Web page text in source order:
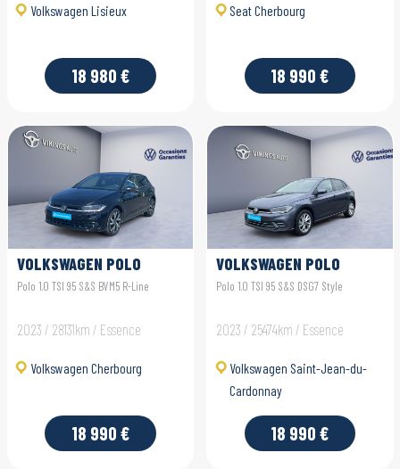
Volkswagen Lisieux
18 980 €
Seat Cherbourg
18 990 €
VOLKSWAGEN POLO
Polo 1.0 TSI 95 S&S BVM5 R-Line
2023 / 28131km / Essence
Volkswagen Cherbourg
18 990 €
VOLKSWAGEN POLO
Polo 1.0 TSI 95 S&S DSG7 Style
2023 / 25474km / Essence
Volkswagen Saint-Jean-du-
Cardonnay
18 990 €